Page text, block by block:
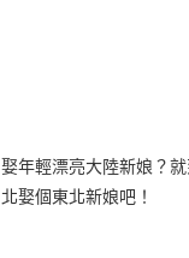
娶年輕漂亮大陸新娘？
北娶個東北新娘吧！